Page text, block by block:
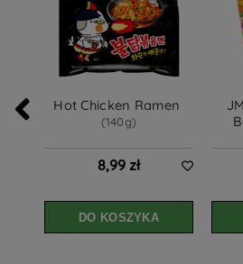
Hot Chicken Ramen
(140g)
8,99 zł
DO KOSZYKA